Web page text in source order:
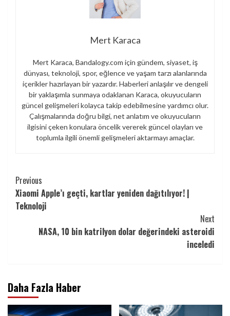
Mert Karaca
Mert Karaca, Bandalogy.com için gündem, siyaset, iş
dünyası, teknoloji, spor, eğlence ve yaşam tarzı alanlarında
içerikler hazırlayan bir yazardır. Haberleri anlaşılır ve dengeli
bir yaklaşımla sunmaya odaklanan Karaca, okuyucuların
güncel gelişmeleri kolayca takip edebilmesine yardımcı olur.
Çalışmalarında doğru bilgi, net anlatım ve okuyucuların
ilgisini çeken konulara öncelik vererek güncel olayları ve
toplumla ilgili önemli gelişmeleri aktarmayı amaçlar.
Continue
Reading
Previous
Xiaomi Apple’ı geçti, kartlar yeniden dağıtılıyor! |
Teknoloji
Next
NASA, 10 bin katrilyon dolar değerindeki asteroidi
inceledi
Daha Fazla Haber